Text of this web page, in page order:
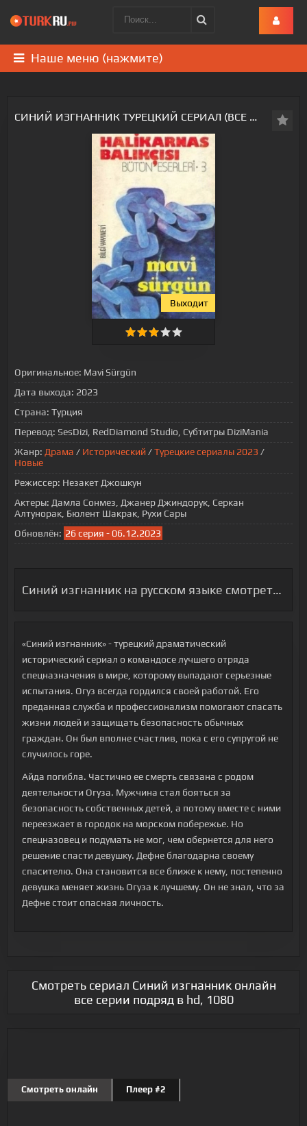
Наше меню (нажмите)
СИНИЙ ИЗГНАННИК ТУРЕЦКИЙ СЕРИАЛ (ВСЕ СЕРИИ, 2023)
Выходит
Оригинальное: Mavi Sürgün
Дата выхода: 2023
Страна: Турция
Перевод: SesDizi, RedDiamond Studio, Субтитры DiziMania
Жанр: Драма / Исторический /Турецкие сериалы 2023 /
Новые
Режиссер: Незакет Джошкун
Актеры: Дамла Сонмез, Джанер Джиндорук, Серкан
Алтунорак, Бюлент Шакрак, Рухи Сары
Обновлён: 26 серия - 06.12.2023
Синий изгнанник на русском языке смотреть онлайн бесплатно
«Синий изгнанник» - турецкий драматический
исторический сериал о командосе лучшего отряда
спецназначения в мире, которому выпадают серьезные
испытания. Огуз всегда гордился своей работой. Его
преданная служба и профессионализм помогают спасать
жизни людей и защищать безопасность обычных
граждан. Он был вполне счастлив, пока с его супругой не
случилось горе.
Айда погибла. Частично ее смерть связана с родом
деятельности Огуза. Мужчина стал бояться за
безопасность собственных детей, а потому вместе с ними
переезжает в городок на морском побережье. Но
спецназовец и подумать не мог, чем обернется для него
решение спасти девушку. Дефне благодарна своему
спасителю. Она становится все ближе к нему, постепенно
девушка меняет жизнь Огуза к лучшему. Он не знал, что за
Дефне стоит опасная личность.
Смотреть сериал Синий изгнанник онлайн
все серии подряд в hd, 1080
Смотреть онлайн Плеер #2